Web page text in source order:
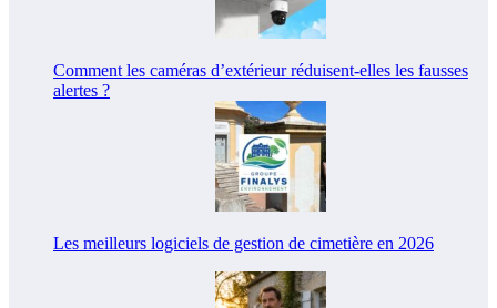
Comment les caméras d’extérieur réduisent-elles les fausses
alertes ?
Les meilleurs logiciels de gestion de cimetière en 2026